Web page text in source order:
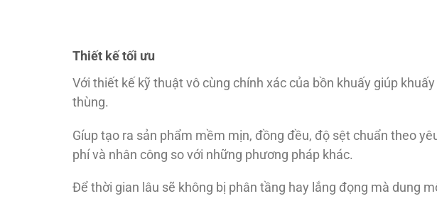
Thiết kế tối ưu
Với thiết kế kỹ thuật vô cùng chính xác của bồn khuấy giúp
thùng.
Gíup tạo ra sản phẩm mềm mịn, đồng đều, độ sệt chuẩn theo
phí và nhân công so với những phương pháp khác.
Để thời gian lâu sẽ không bị phân tầng hay lắng đọng mà dung